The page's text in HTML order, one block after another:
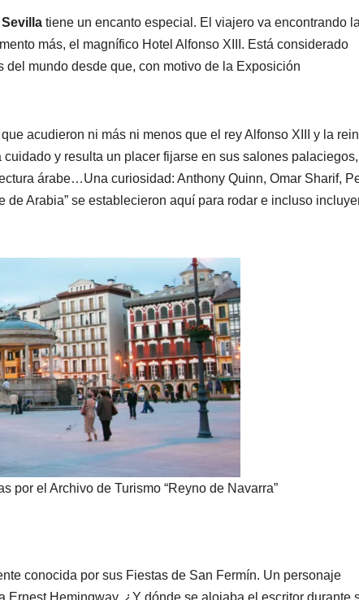
Sevilla tiene un encanto especial. El viajero va encontrando
más, el magnífico Hotel Alfonso XIII. Está considerado
mundo desde que, con motivo de la Exposición
acudieron ni más ni menos que el rey Alfonso XIII y la
y resulta un placer fijarse en sus salones
árabe…Una curiosidad: Anthony Quinn, Omar Sharif,
de Arabia” se establecieron aquí para rodar e incluso
por el Archivo de Turismo “Reyno de Navarra”
conocida por sus Fiestas de San Fermín. Un personaje
Ernest Hemingway. ¿Y dónde se alojaba el escritor durante